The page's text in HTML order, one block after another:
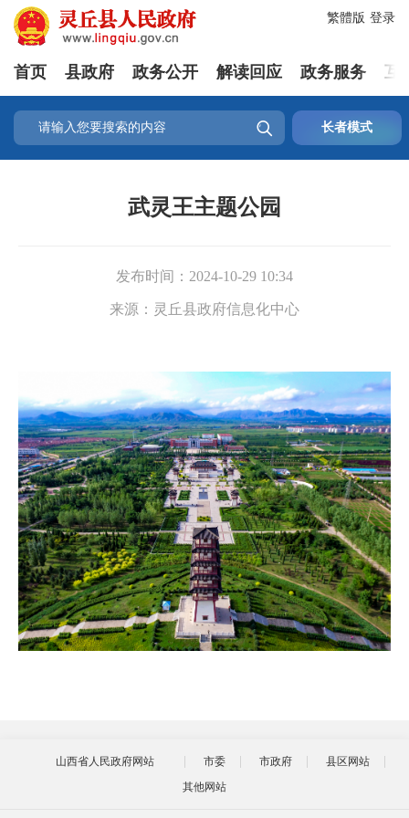
登录
繁體版
首页 县政府 政务公开 解读回应 政务服务 互
 长者模式
武灵王主题公园
发布时间： 2024-10-29 10:34
来源： 灵丘县政府信息化中心
山西省人民政府网站 市委 市政府
县区网站
其他网站